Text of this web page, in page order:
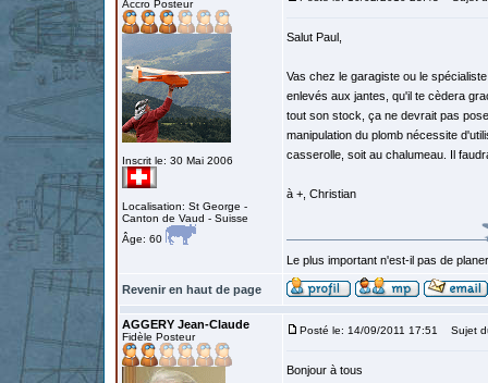
Accro Posteur
Inscrit le: 30 Mai 2006
Localisation: St George -
Canton de Vaud - Suisse
Âge: 60
Salut Paul,
Vas chez le garagiste ou le
enlevés aux jantes, qu'il te cèdera
tout son stock, ça ne devrait pas
manipulation du plomb nécessite
casserolle, soit au chalumeau. Il
à +, Christian
Le plus important n'est-il pas de
Revenir en haut de page
AGGERY Jean-Claude
Fidèle Posteur
Posté le: 14/09/2011 17:51 Sujet
Bonjour à tous